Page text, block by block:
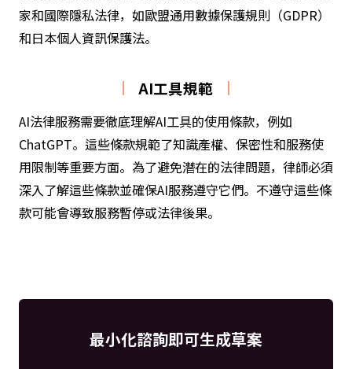
家和國際隱私法律，如歐盟通用數據保護規則（GDPR）
和日本個人資訊保護法。
AI工具規範
AI法律服務需要徹底理解AI工具的使用條款，例如
ChatGPT。這些條款規範了知識產權、保密性和服務使
用限制等重要方面。為了避免潛在的法律問題，律師必須
深入了解這些條款並確保AI服務遵守它們。不遵守這些條
款可能會導致服務暫停或法律後果。
最小化諮詢即可生成草案